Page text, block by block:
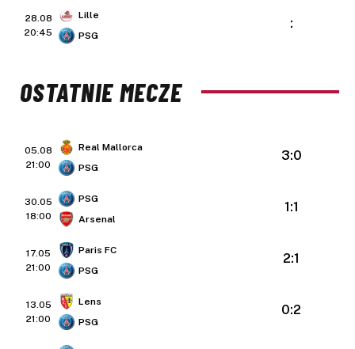
28.08
20:45
Lille
PSG
:
OSTATNIE MECZE
05.08
21:00
Real Mallorca
PSG
3:0
30.05
18:00
PSG
Arsenal
1:1
17.05
21:00
Paris FC
PSG
2:1
13.05
21:00
Lens
PSG
0:2